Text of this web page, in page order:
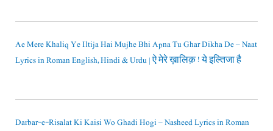
Ae Mere Khaliq Ye Iltija Hai Mujhe Bhi Apna Tu Ghar Dikha De – Naat
Lyrics in Roman English, Hindi & Urdu | ऐ मेरे ख़ालिक़ ! ये इल्तिजा है
Darbar-e-Risalat Ki Kaisi Wo Ghadi Hogi – Nasheed Lyrics in Roman